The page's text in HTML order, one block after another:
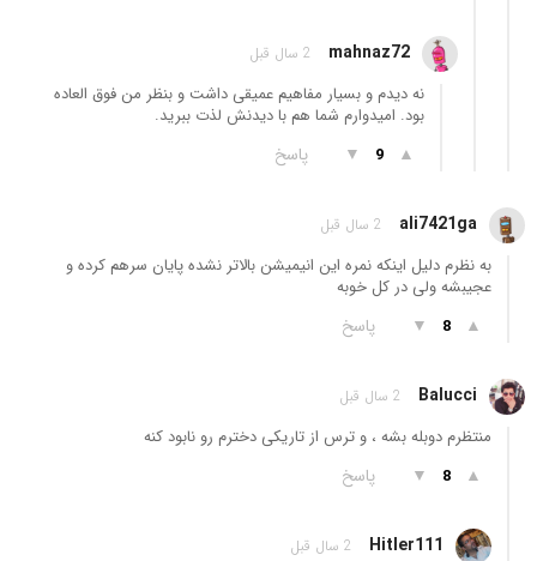
mahnaz72 2 سال قبل
نه دیدم و بسیار مفاهیم عمیقی داشت و بنظر من فوق العاده
بود. امیدوارم شما هم با دیدنش لذت ببرید.
▲
9
▼ پاسخ
ali7421ga 2 سال قبل
به نظرم دلیل اینکه نمره این انیمیشن بالاتر نشده پایان سرهم کرده و
عجیبشه ولی در کل خوبه
▲
8
▼ پاسخ
Balucci 2 سال قبل
منتظرم دوبله بشه ، و ترس از تاریکی دخترم رو نابود کنه
▲
8
▼ پاسخ
Hitler111 2 سال قبل